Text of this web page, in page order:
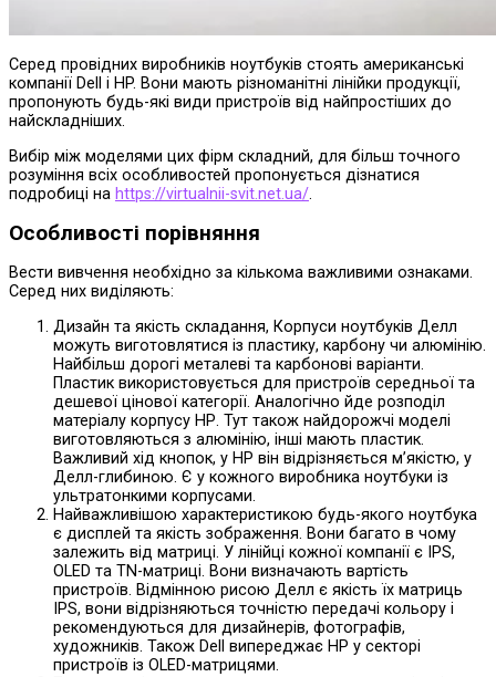
Серед провідних виробників ноутбуків стоять американські
компанії Dell і HP. Вони мають різноманітні лінійки продукції,
пропонують будь-які види пристроїв від найпростіших до
найскладніших.
Вибір між моделями цих фірм складний, для більш точного
розуміння всіх особливостей пропонується дізнатися
подробиці на https://virtualnii-svit.net.ua/.
Особливості порівняння
Вести вивчення необхідно за кількома важливими ознаками.
Серед них виділяють:
Дизайн та якість складання, Корпуси ноутбуків Делл
можуть виготовлятися із пластику, карбону чи алюмінію.
Найбільш дорогі металеві та карбонові варіанти.
Пластик використовується для пристроїв середньої та
дешевої цінової категорії. Аналогічно йде розподіл
матеріалу корпусу НР. Тут також найдорожчі моделі
виготовляються з алюмінію, інші мають пластик.
Важливий хід кнопок, у НР він відрізняється м’якістю, у
Делл-глибиною. Є у кожного виробника ноутбуки із
ультратонкими корпусами.
Найважливішою характеристикою будь-якого ноутбука
є дисплей та якість зображення. Вони багато в чому
залежить від матриці. У лінійці кожної компанії є IPS,
OLED та TN-матриці. Вони визначають вартість
пристроїв. Відмінною рисою Делл є якість їх матриць
IPS, вони відрізняються точністю передачі кольору і
рекомендуються для дизайнерів, фотографів,
художників. Також Dell випереджає НР у секторі
пристроїв із OLED-матрицями.